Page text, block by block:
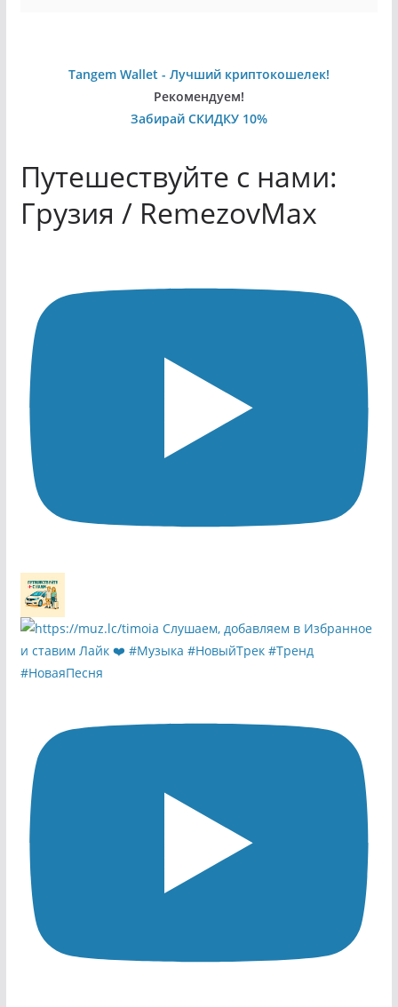
Tangem Wallet - Лучший криптокошелек!
Рекомендуем!
Забирай СКИДКУ 10%
Путешествуйте с нами:
Грузия / RemezovMax